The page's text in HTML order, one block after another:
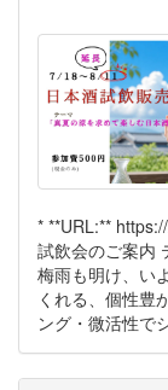
* **URL:**
試飲会のご案内
梅雨も明け、い
くれる、個性豊
ング・微活性で